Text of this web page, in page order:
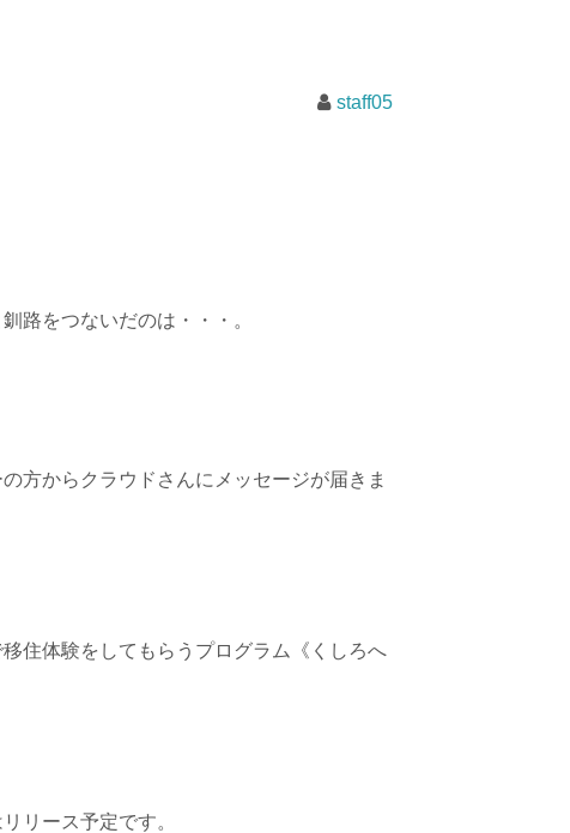
staff05
路をつないだのは・・・。
方からクラウドさんにメッセージが届きま
住体験をしてもらうプログラム《くしろへ
リース予定です。